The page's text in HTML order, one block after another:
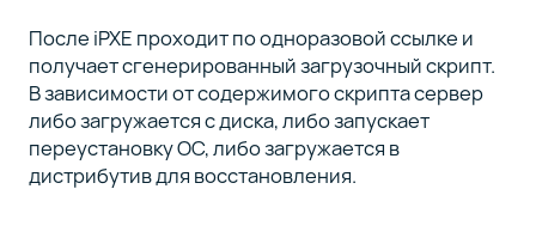
После iPXE проходит по одноразовой ссылке и
получает сгенерированный загрузочный скрипт.
В зависимости от содержимого скрипта сервер
либо загружается с диска, либо запускает
переустановку ОС, либо загружается в
дистрибутив для восстановления.